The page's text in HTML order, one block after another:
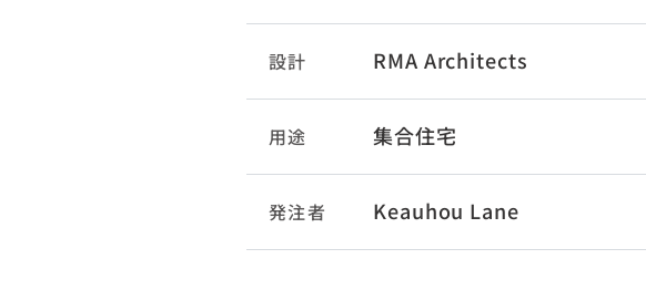
設計 RMA Architects
用途 集合住宅
発注者 Keauhou Lane